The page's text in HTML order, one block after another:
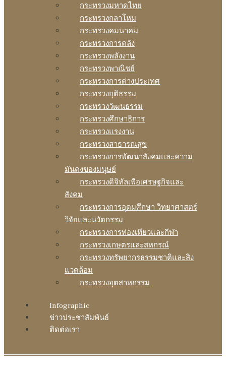
กระทรวงมหาดไทย
กระทรวงกลาโหม
กระทรวงคมนาคม
กระทรวงการคลัง
กระทรวงพลังงาน
กระทรวงพาณิชย์
กระทรวงการต่างประเทศ
กระทรวงยุติธรรม
กระทรวงวัฒนธรรม
กระทรวงศึกษาธิการ
กระทรวงแรงงาน
กระทรวงสาธารณสุข
กระทรวงการพัฒนาสังคมและความ
มันคงของมนุษย์
กระทรวงดิจิทัลเพือเศรษฐกิจและ
สังคม
กระทรวงการอุดมศึกษา วิทยาศาสตร์
วิจัยและนวัตกรรม
กระทรวงการท่องเทียวและกีฬา
กระทรวงเกษตรและสหกรณ์
กระทรวงทรัพยากรธรรมชาติและสิง
แวดล้อม
กระทรวงอุตสาหกรรม
Infographic
ข่าวประชาสัมพันธ์
ติดต่อเรา